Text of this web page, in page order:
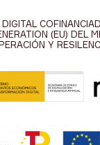
(EU) DEL
Y